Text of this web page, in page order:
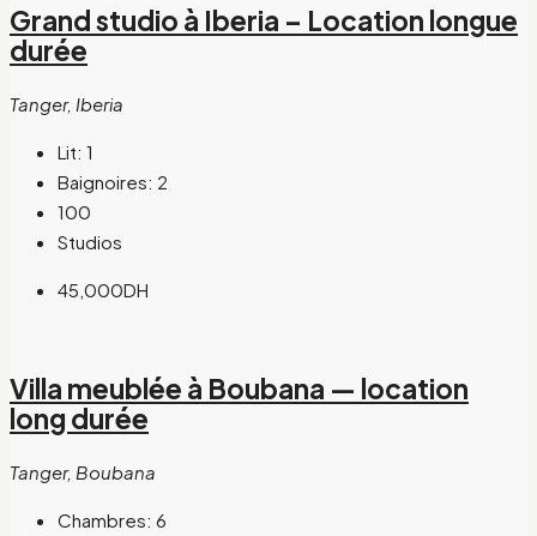
Grand studio à Iberia – Location longue
durée
Tanger, Iberia
Lit: 1
Baignoires: 2
100
Studios
45,000DH
Villa meublée à Boubana — location
long durée
Tanger, Boubana
Chambres: 6